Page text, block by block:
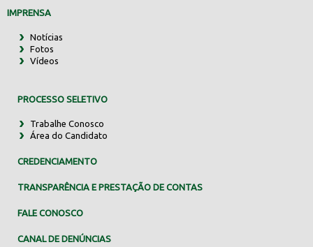
IMPRENSA
Notícias
Fotos
Vídeos
PROCESSO SELETIVO
Trabalhe Conosco
Área do Candidato
CREDENCIAMENTO
TRANSPARÊNCIA E PRESTAÇÃO DE CONTAS
FALE CONOSCO
CANAL DE DENÚNCIAS